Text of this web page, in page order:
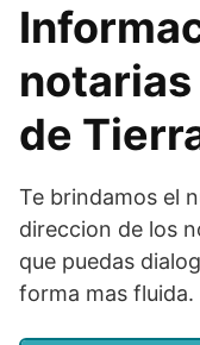
de
Te brindamos el
direccion de los
que puedas
forma mas fluida.